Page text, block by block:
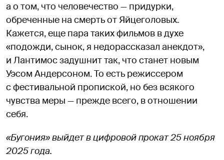
а о том, что человечество — придурки,
обреченные на смерть от Яйцеголовых.
Кажется, еще пара таких фильмов в духе
«подожди, сынок, я недорассказал анекдот»,
и Лантимос задушнит так, что станет новым
Уэсом Андерсоном. То есть режиссером
с фестивальной пропиской, но без всякого
чувства меры — прежде всего, в отношении
себя.
«Бугония» выйдет в цифровой прокат 25 ноября
2025 года.